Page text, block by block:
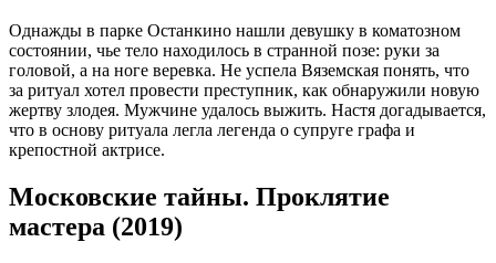
Однажды в парке Останкино нашли девушку в коматозном
состоянии, чье тело находилось в странной позе: руки за
головой, а на ноге веревка. Не успела Вяземская понять, что
за ритуал хотел провести преступник, как обнаружили новую
жертву злодея. Мужчине удалось выжить. Настя догадывается,
что в основу ритуала легла легенда о супруге графа и
крепостной актрисе.
Московские тайны. Проклятие
мастера (2019)